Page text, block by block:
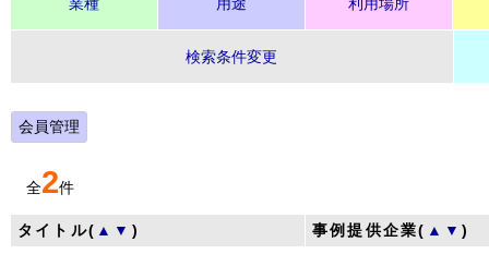
検索条件変更
会員管理
全2件
タイトル( ▲ ▼ ) 事例提供企業( ▲ ▼)